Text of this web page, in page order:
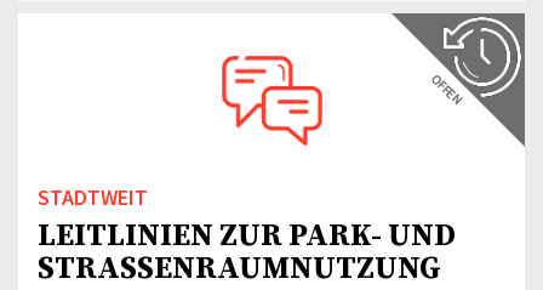
STADTWEIT
LEITLINIEN ZUR PARK- UND
STRASSENRAUMNUTZUNG
OFFEN